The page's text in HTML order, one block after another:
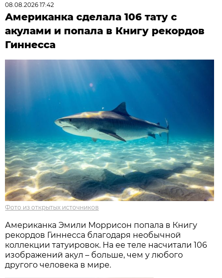
08.08.2026 17:42
Американка сделала 106 тату с
акулами и попала в Книгу рекордов
Гиннесса
Фото из открытых источников
Американка Эмили Моррисон попала в Книгу
рекордов Гиннесса благодаря необычной
коллекции татуировок. На ее теле насчитали 106
изображений акул – больше, чем у любого
другого человека в мире.